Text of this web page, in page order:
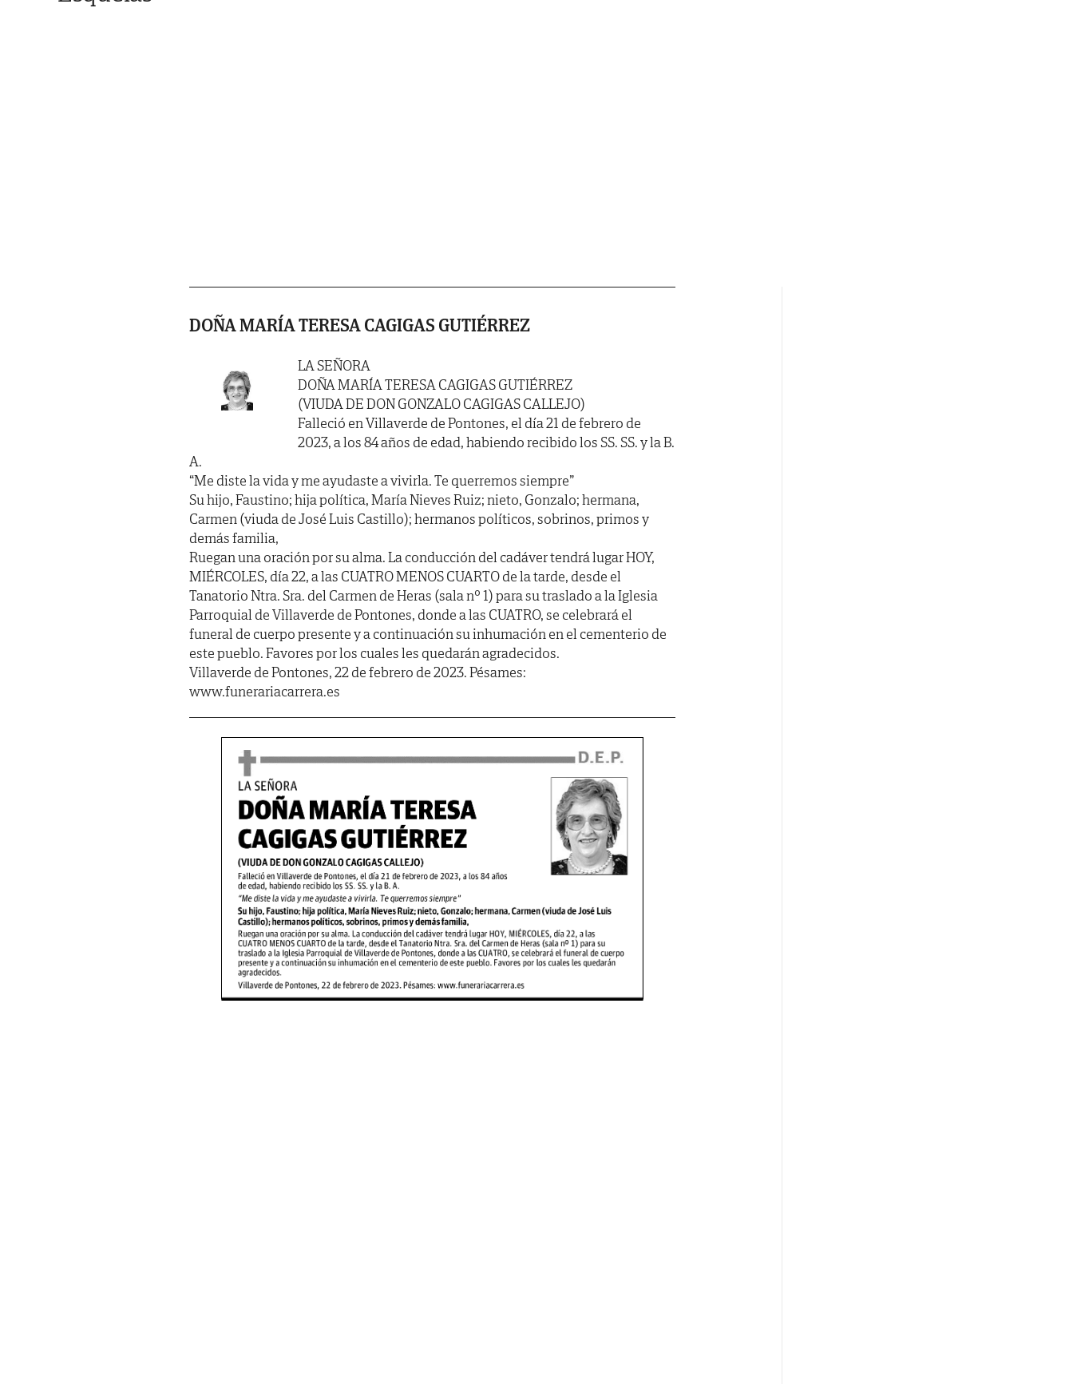
DOÑA MARÍA TERESA CAGIGAS GUTIÉRREZ
LA SEÑORA
DOÑA MARÍA TERESA CAGIGAS GUTIÉRREZ
(VIUDA DE DON GONZALO CAGIGAS CALLEJO)
Falleció en Villaverde de Pontones, el día 21 de febrero de
2023, a los 84 años de edad, habiendo recibido los SS. SS. y la B.
A.
“Me diste la vida y me ayudaste a vivirla. Te querremos siempre”
Su hijo, Faustino; hija política, María Nieves Ruiz; nieto, Gonzalo; hermana,
Carmen (viuda de José Luis Castillo); hermanos políticos, sobrinos, primos y
demás familia,
Ruegan una oración por su alma. La conducción del cadáver tendrá lugar HOY,
MIÉRCOLES, día 22, a las CUATRO MENOS CUARTO de la tarde, desde el
Tanatorio Ntra. Sra. del Carmen de Heras (sala nº 1) para su traslado a la Iglesia
Parroquial de Villaverde de Pontones, donde a las CUATRO, se celebrará el
funeral de cuerpo presente y a continuación su inhumación en el cementerio de
este pueblo. Favores por los cuales les quedarán agradecidos.
Villaverde de Pontones, 22 de febrero de 2023. Pésames:
www.funerariacarrera.es